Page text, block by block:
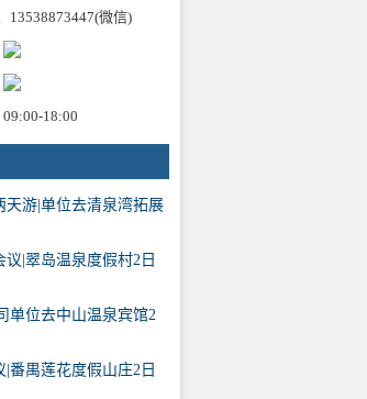
13538873447(微信)
18:00
天游|单位去清泉湾拓展
|翠岛温泉度假村2日
单位去中山温泉宾馆2
番禺莲花度假山庄2日